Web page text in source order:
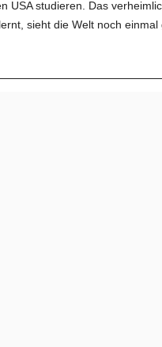
USA studieren. Das
sieht die Welt noch einmal